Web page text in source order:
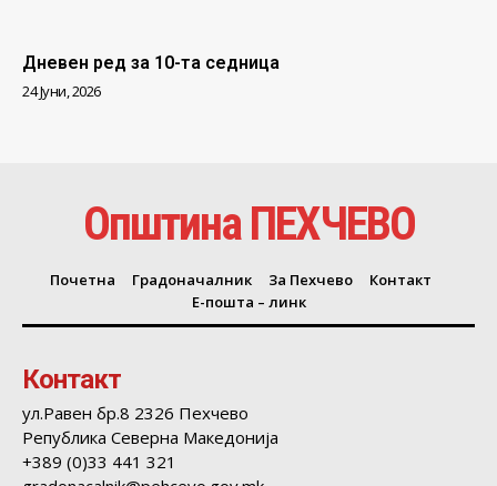
Дневен ред за 10-та седница
24 Јуни, 2026
Општина ПЕХЧЕВО
Почетна Градоначалник За Пехчево
Контакт
Е-пошта – линк
Контакт
ул.Равен бр.8 2326 Пехчево
Република Северна Македонија
+389 (0)33 441 321